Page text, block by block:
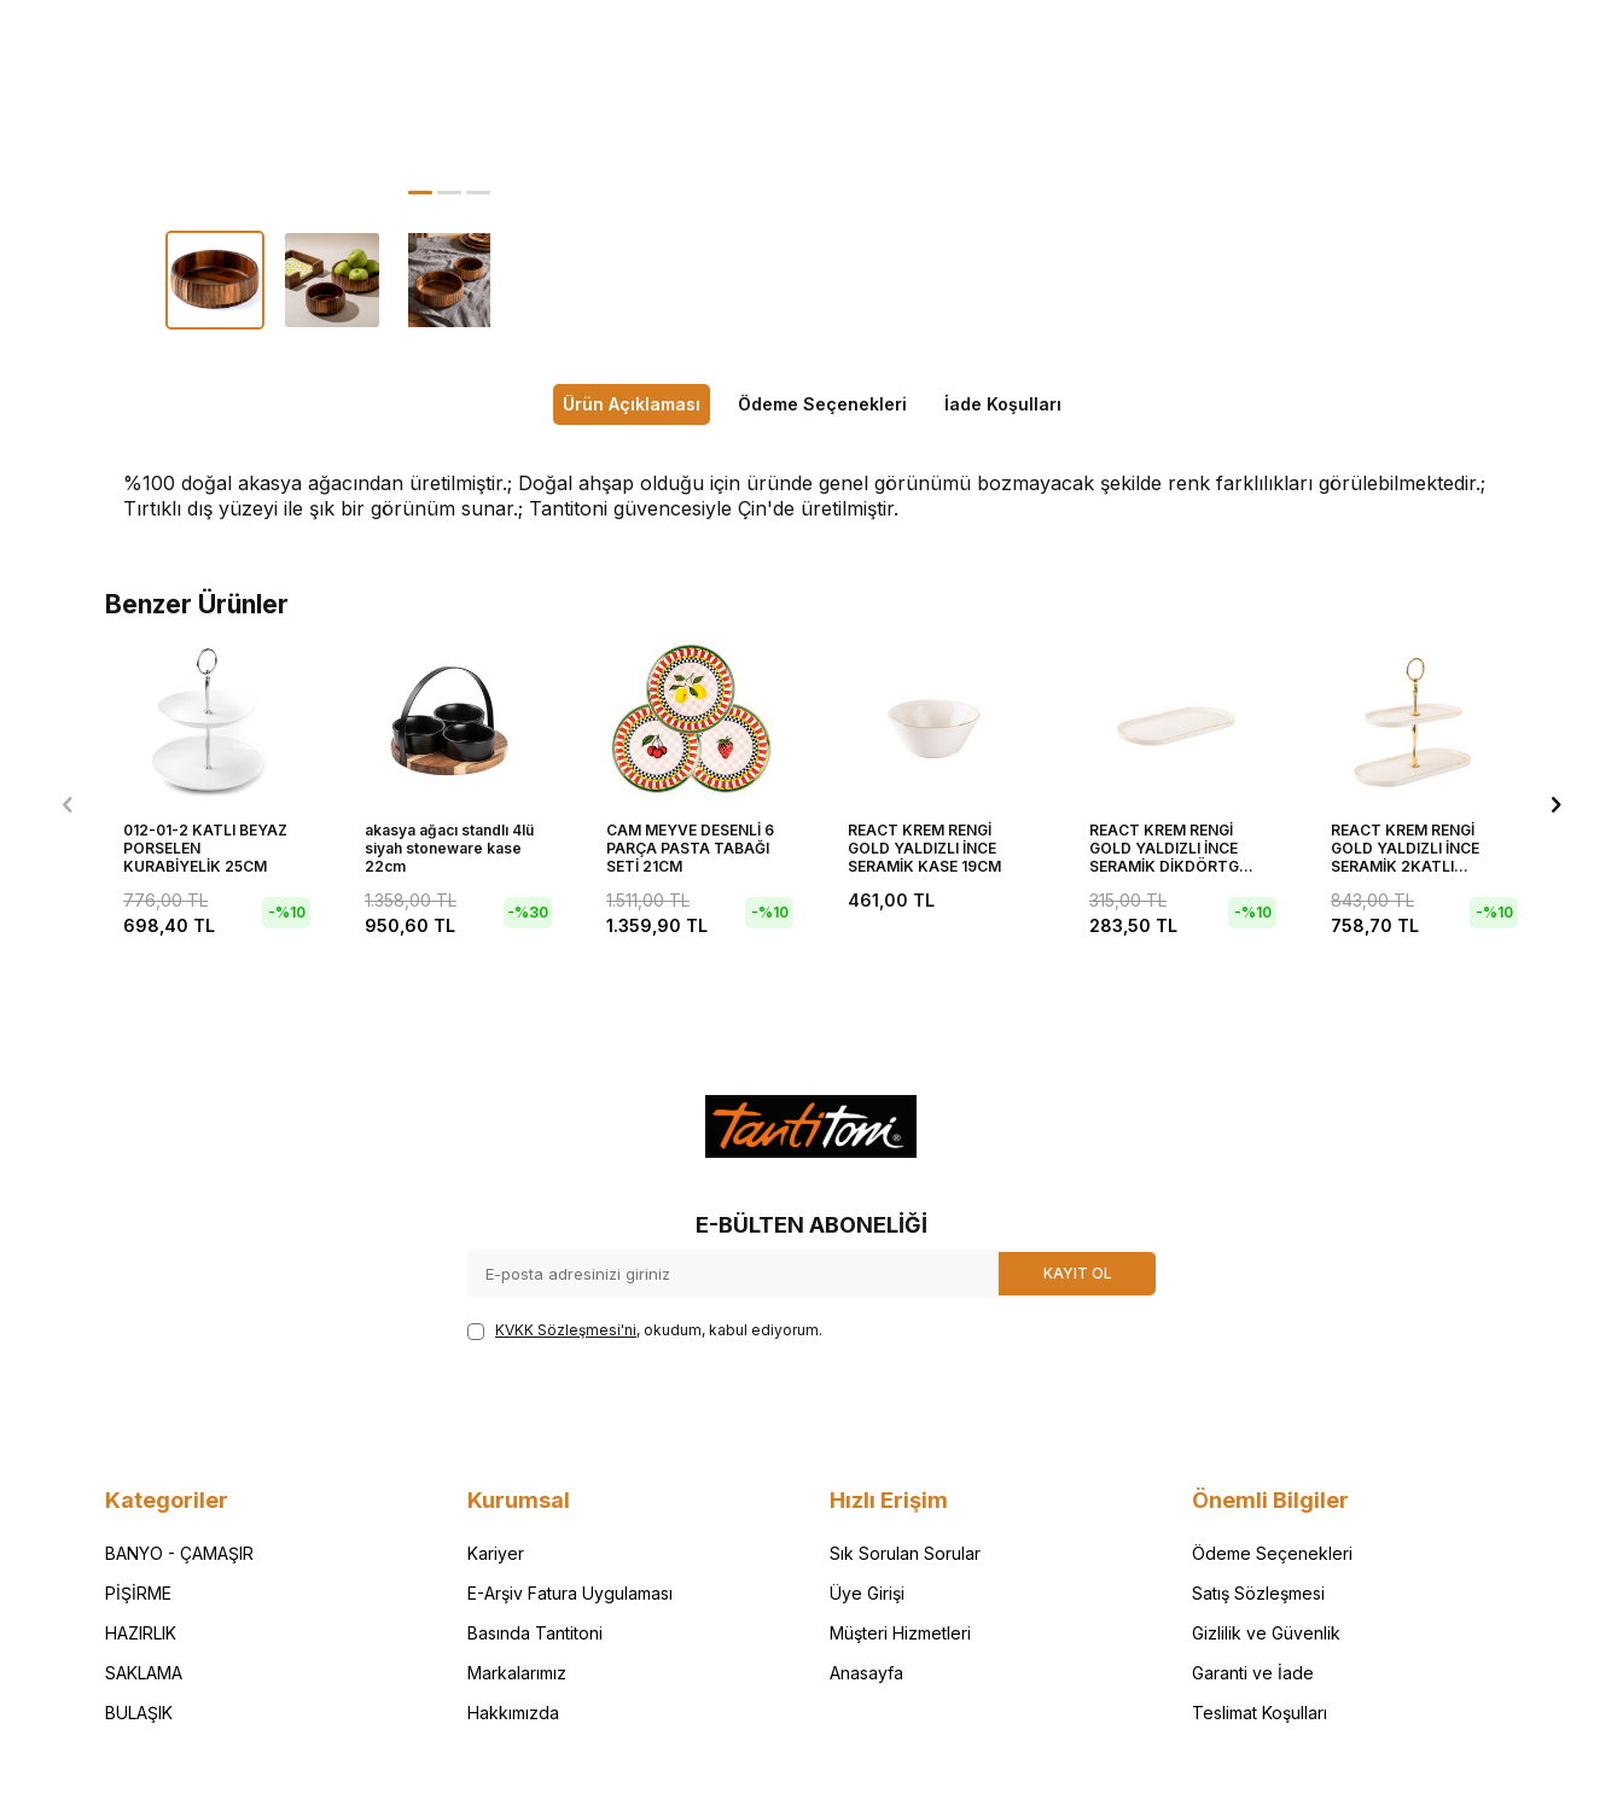
Ürün Açıklaması Ödeme Seçenekleri İade Koşulları
%100 doğal akasya ağacından üretilmiştir.; Doğal ahşap olduğu için üründe genel görünümü bozmayacak şekilde renk farklılıkları görülebilmektedir.;
Tırtıklı dış yüzeyi ile şık bir görünüm sunar.; Tantitoni güvencesiyle Çin'de üretilmiştir.
Benzer Ürünler
012-01-2 KATLI BEYAZ
PORSELEN
KURABİYELİK 25CM
776,00TL
698,40 TL
-%10
akasya ağacı standlı 4lü
siyah stoneware kase
22cm
1.358,00TL
950,60 TL
-%30
CAM MEYVE DESENLİ 6
PARÇA PASTA TABAĞI
SETİ 21CM
1.511,00TL
1.359,90 TL
-%10
REACT KREM RENGİ
GOLD YALDIZLI İNCE
SERAMİK KASE 19CM
461,00 TL
REACT KREM RENGİ
GOLD YALDIZLI İNCE
SERAMİK DİKDÖRTGEN
315,00TL
283,50 TL
-%10
REACT KREM RENGİ
GOLD YALDIZLI İNCE
SERAMİK 2KATLI
KURABİYELİK 27CM
843,00TL
758,70 TL
-%10
E-BÜLTEN ABONELIĞI
KAYIT OL
KVKK Sözleşmesi'ni, okudum, kabul ediyorum.
Kategoriler
BANYO - ÇAMAŞIR
PİŞİRME
HAZIRLIK
SAKLAMA
BULAŞIK
Kurumsal
Kariyer
E-Arşiv Fatura Uygulaması
Basında Tantitoni
Markalarımız
Hakkımızda
Hızlı Erişim
Sık Sorulan Sorular
Üye Girişi
Müşteri Hizmetleri
Anasayfa
Önemli Bilgiler
Ödeme Seçenekleri
Satış Sözleşmesi
Gizlilik ve Güvenlik
Garanti ve İade
Teslimat Koşulları